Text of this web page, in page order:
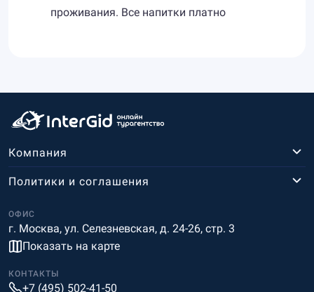
проживания. Все напитки платно
Компания
ОФИС
г. Москва, ул. Селезневская, д. 24-26, стр. 3
Показать на карте
Политики и соглашения
КОНТАКТЫ
+7 (495) 502-41-50